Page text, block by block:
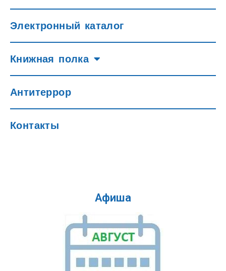
Электронный каталог
Книжная полка
Антитеррор
Контакты
Афиша